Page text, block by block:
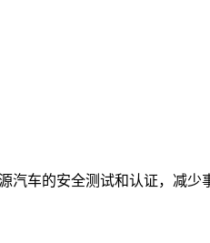
汽车的安全测试和认证，减少